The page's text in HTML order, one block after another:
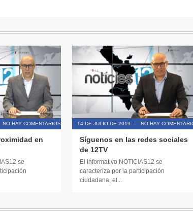
NO HAY COMENTARIOS
en
se
14 DE JULIO DE 2019 - NO HAY
Síguenos en las redes sociales
de 12TV
El informativo NOTICIAS12 se
caracteriza por la participación
ciudadana, el...